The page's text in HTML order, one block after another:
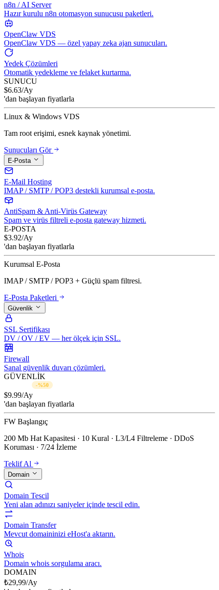
n8n / AI Server
Hazır kurulu n8n otomasyon sunucusu paketleri.
OpenClaw VDS
OpenClaw VDS — özel yapay zeka ajan sunucuları.
Yedek Çözümleri
Otomatik yedekleme ve felaket kurtarma.
SUNUCU
$6.63/Ay
'dan başlayan fiyatlarla
Linux & Windows VDS
Tam root erişimi, esnek kaynak yönetimi.
Sunucuları Gör
E-Posta
E-Mail Hosting
IMAP / SMTP / POP3 destekli kurumsal e-posta.
AntiSpam & Anti-Virüs Gateway
Spam ve virüs filtreli e-posta gateway hizmeti.
E-POSTA
$3.92/Ay
'dan başlayan fiyatlarla
Kurumsal E-Posta
IMAP / SMTP / POP3 + Güçlü spam filtresi.
E-Posta Paketleri
Güvenlik
SSL Sertifikası
DV / OV / EV — her ölçek için SSL.
Firewall
Sanal güvenlik duvarı çözümleri.
GÜVENLİK
-%50
$9.99/Ay
'dan başlayan fiyatlarla
FW Başlangıç
200 Mb Hat Kapasitesi · 10 Kural · L3/L4 Filtreleme · DDoS
Koruması · 7/24 İzleme
Teklif Al
Domain
Domain Tescil
Yeni alan adınızı saniyeler içinde tescil edin.
Domain Transfer
Mevcut domaininizi eHost'a aktarın.
Whois
Domain whois sorgulama aracı.
DOMAIN
₺29,99/Ay